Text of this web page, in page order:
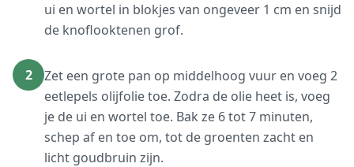
ui en wortel in blokjes van ongeveer 1 cm en snijd
de knoflooktenen grof.
2
Zet een grote pan op middelhoog vuur en voeg 2
eetlepels olijfolie toe. Zodra de olie heet is, voeg
je de ui en wortel toe. Bak ze 6 tot 7 minuten,
schep af en toe om, tot de groenten zacht en
licht goudbruin zijn.